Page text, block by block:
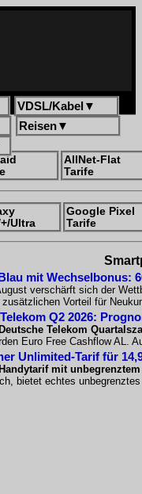
VDSL/Kabel ▼
Reisen▼
AllNet-Flat
Tarife
Ultra
Google Pixel
Tarife
mit Wechselbonus:
verschärft sich der
Vorteil für
Q2 2026:
Deutsche Telekom
Euro Free Cashflow AL.
Unlimited-Tarif für
Handytarif mit
bietet echtes